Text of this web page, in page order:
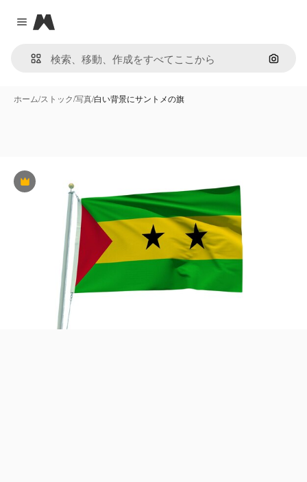
Close menu
Magnific
画像で
ホーム/ストック/写真/白い背景にサントメの旗
Premium